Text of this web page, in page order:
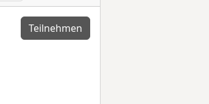
Teilnehmen